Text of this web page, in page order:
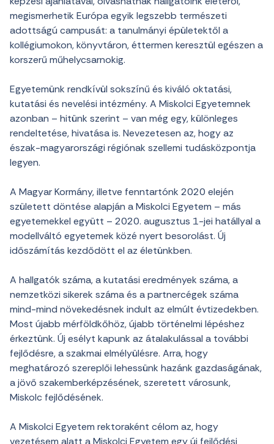
megismerhetik Európa egyik legszebb természeti
adottságú campusát: a tanulmányi épületektől a
kollégiumokon, könyvtáron, éttermen keresztül egészen a
korszerű műhelycsarnokig.
Egyetemünk rendkívül sokszínű és kiváló oktatási,
kutatási és nevelési intézmény. A Miskolci Egyetemnek
azonban – hitünk szerint – van még egy, különleges
rendeltetése, hivatása is. Nevezetesen az, hogy az
észak-magyarországi régiónak szellemi tudásközpontja
legyen.
A Magyar Kormány, illetve fenntartónk 2020 elején
született döntése alapján a Miskolci Egyetem – más
egyetemekkel együtt – 2020. augusztus 1-jei hatállyal a
modellváltó egyetemek közé nyert besorolást. Új
időszámítás kezdődött el az életünkben.
A hallgatók száma, a kutatási eredmények száma, a
nemzetközi sikerek száma és a partnercégek száma
mind-mind növekedésnek indult az elmúlt évtizedekben.
Most újabb mérföldkőhöz, újabb történelmi lépéshez
érkeztünk. Új esélyt kapunk az átalakulással a további
fejlődésre, a szakmai elmélyülésre. Arra, hogy
meghatározó szereplői lehessünk hazánk gazdaságának,
a jövő szakemberképzésének, szeretett városunk,
Miskolc fejlődésének.
A Miskolci Egyetem rektoraként célom az, hogy
vezetésem alatt a Miskolci Egyetem egy új fejlődési